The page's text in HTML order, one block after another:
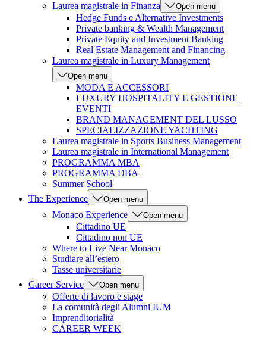
Laurea magistrale in Finanza
Open menu
Hedge Funds e Alternative Investments
Private banking & Wealth Management
Private Equity and Investment Banking
Real Estate Management and Financing
Laurea magistrale in Luxury Management
Open menu
MODA E ACCESSORI
LUXURY HOSPITALITY E GESTIONE
EVENTI
BRAND MANAGEMENT DEL LUSSO
SPECIALIZZAZIONE YACHTING
Laurea magistrale in Sports Business Management
Laurea magistrale in International Management
PROGRAMMA MBA
PROGRAMMA DBA
Summer School
The Experience
Open menu
Monaco Experience Open menu
Cittadino UE
Cittadino non UE
Where to Live Near Monaco
Studiare all’estero
Tasse universitarie
Career Service
Open menu
Offerte di lavoro e stage
La comunità degli Alumni IUM
Imprenditorialità
CAREER WEEK